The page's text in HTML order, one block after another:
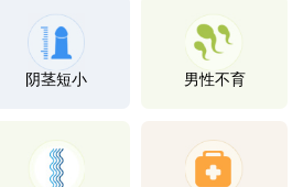
阴茎短小 男性不育